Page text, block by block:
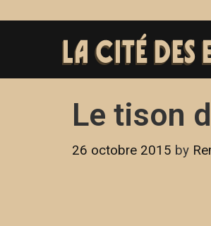
Le tison
26 octobre 2015 by